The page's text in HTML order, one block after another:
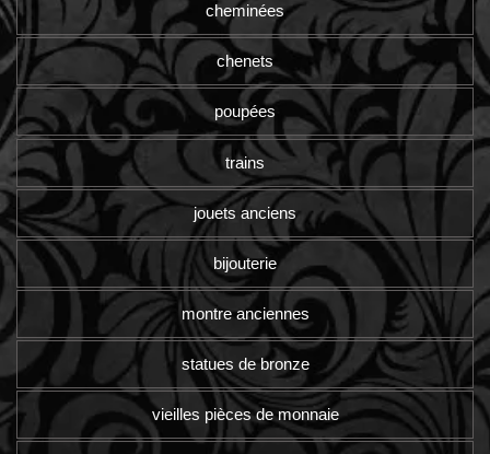
cheminées
chenets
poupées
trains
jouets anciens
bijouterie
montre anciennes
statues de bronze
vieilles pièces de monnaie